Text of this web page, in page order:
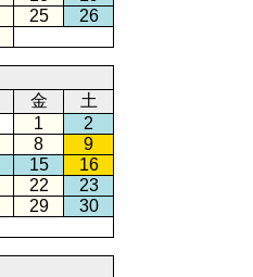
25
26
金
土
1
2
8
9
15
16
22
23
29
30